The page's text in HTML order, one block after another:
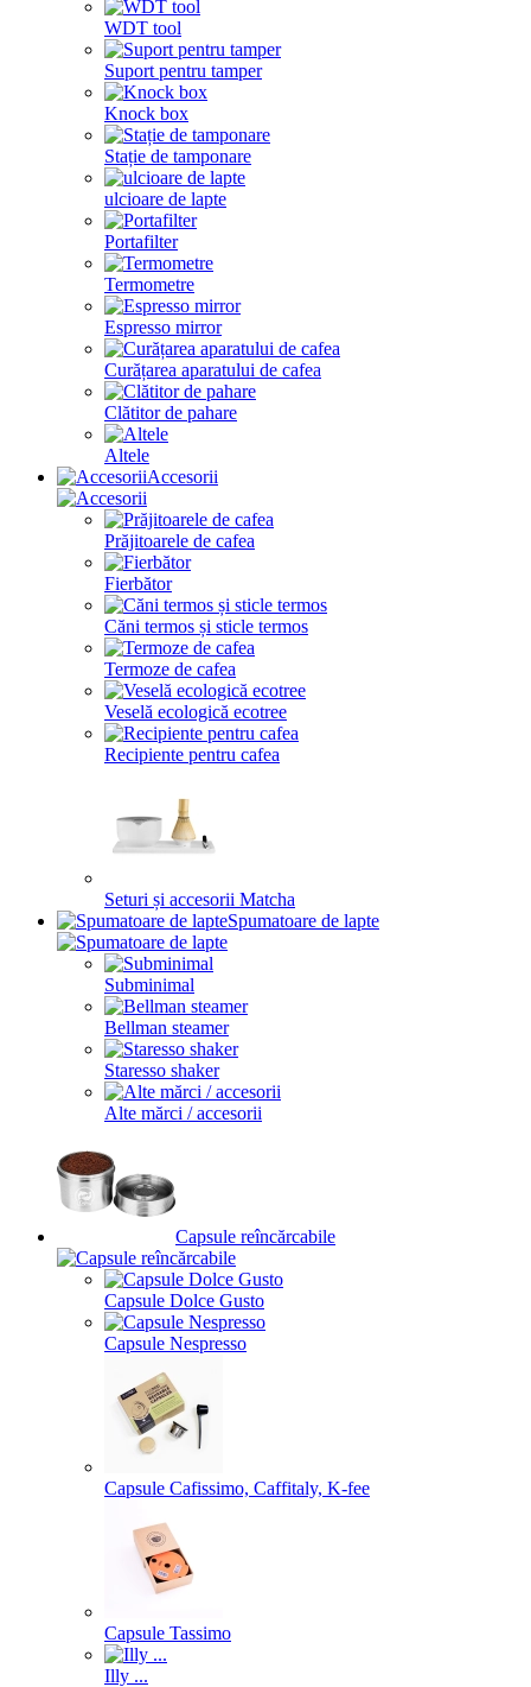
WDT tool
Suport pentru tamper
Knock box
Stație de tamponare
ulcioare de lapte
Portafilter
Termometre
Espresso mirror
Curățarea aparatului de cafea
Clătitor de pahare
Altele
Accesorii
Prăjitoarele de cafea
Fierbător
Căni termos și sticle termos
Termoze de cafea
Veselă ecologică ecotree
Recipiente pentru cafea
Seturi și accesorii Matcha
Spumatoare de lapte
Subminimal
Bellman steamer
Staresso shaker
Alte mărci / accesorii
Capsule reîncărcabile
Capsule Dolce Gusto
Capsule Nespresso
Capsule Cafissimo, Caffitaly, K-fee
Capsule Tassimo
Illy ...